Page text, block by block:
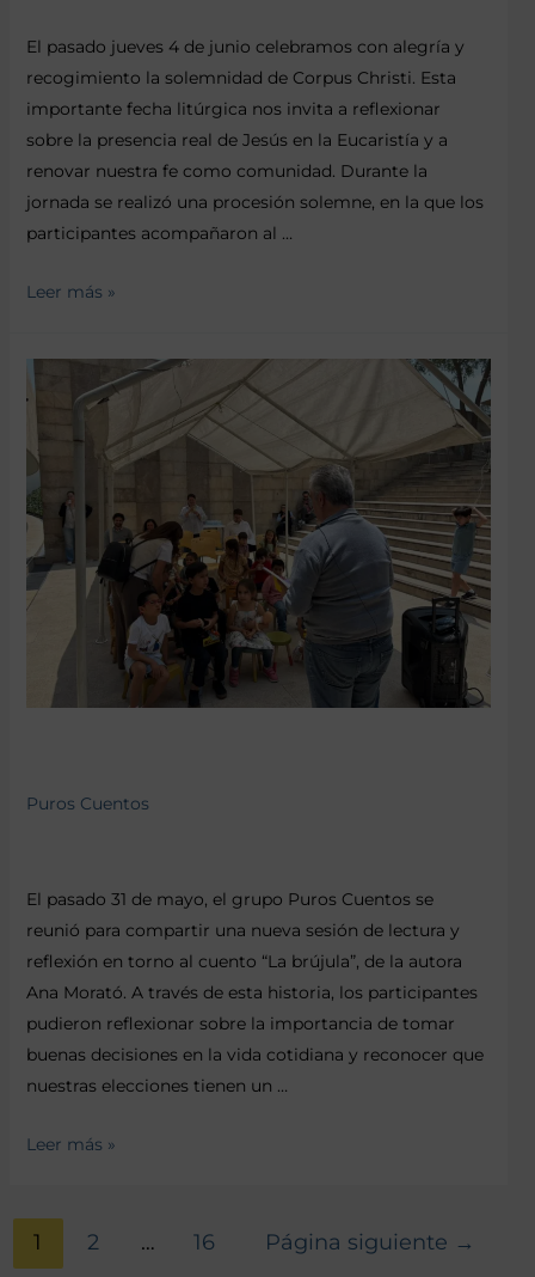
El pasado jueves 4 de junio celebramos con alegría y
recogimiento la solemnidad de Corpus Christi. Esta
importante fecha litúrgica nos invita a reflexionar
sobre la presencia real de Jesús en la Eucaristía y a
renovar nuestra fe como comunidad. Durante la
jornada se realizó una procesión solemne, en la que los
participantes acompañaron al …
Leer más »
Puros Cuentos
El pasado 31 de mayo, el grupo Puros Cuentos se
reunió para compartir una nueva sesión de lectura y
reflexión en torno al cuento “La brújula”, de la autora
Ana Morató. A través de esta historia, los participantes
pudieron reflexionar sobre la importancia de tomar
buenas decisiones en la vida cotidiana y reconocer que
nuestras elecciones tienen un …
Leer más »
1 2 … 16 Página siguiente →